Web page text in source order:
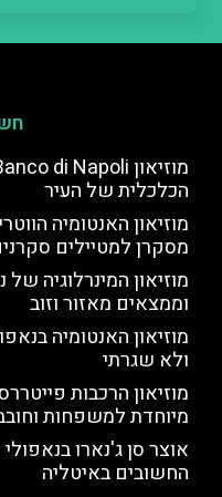
הכלכלית של העיר
מוזיאון האנטומיה
מסקרן למטיילים
מוזיאון המינרלוגיה
וממצאים מאזור וזוב
מוזיאון האנטומיה
ולא שגרתי
מוזיאון הרכבות
מיוחדת למשפחות
אוצר סן ג'נארו
החשובים באיטליה